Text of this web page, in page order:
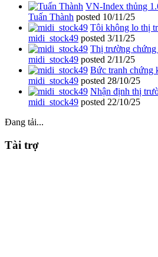
VN-Index thủng
Tuấn Thành posted 10/11/25
Tôi không lo thị
midi_stock49 posted 3/11/25
Thị trường chứng
midi_stock49 posted 2/11/25
Bức tranh chứng
midi_stock49 posted 28/10/25
Nhận định thị
midi_stock49 posted 22/10/25
Đang tải...
Tài trợ